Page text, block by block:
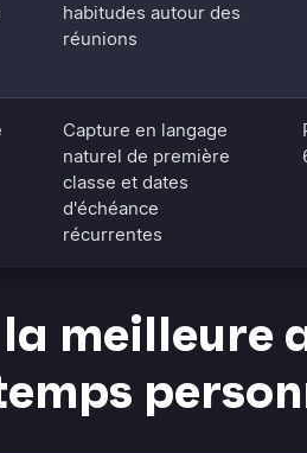
habitudes autour des
réunions
Capture en langage
naturel de première
classe et dates
d'échéance
récurrentes
meilleure